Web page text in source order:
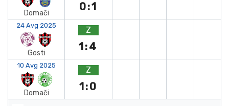
Domači
0:1
24 Avg 2025
Gosti
Z
1:4
10 Avg 2025
Domači
Z
1:0